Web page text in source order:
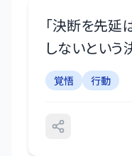
「決断を先延
しないという
覚悟 行動